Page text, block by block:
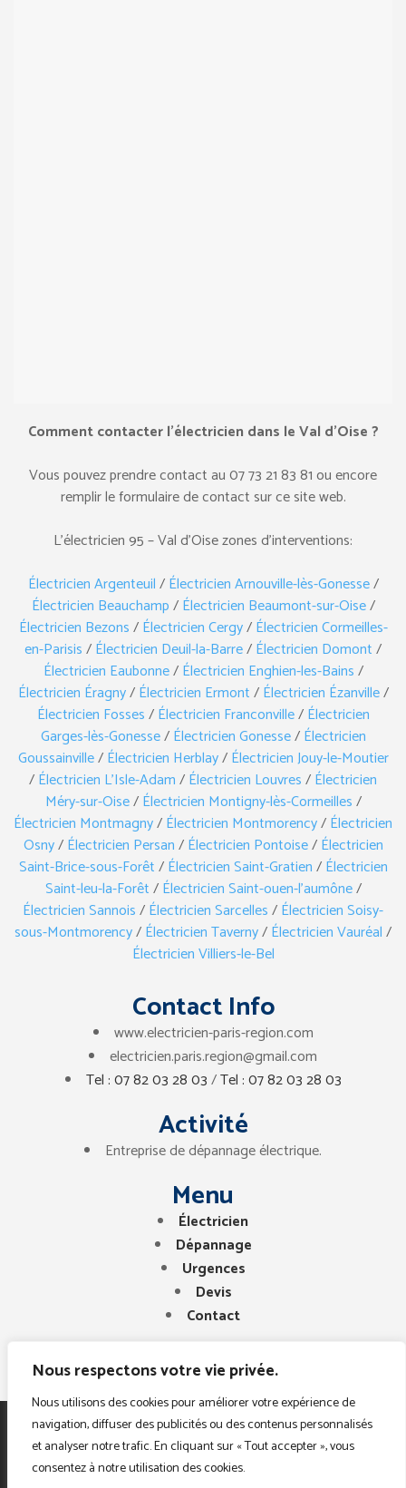
Nous respectons votre vie privée.
Nous utilisons des cookies pour améliorer votre expérience de
navigation, diffuser des publicités ou des contenus personnalisés
et analyser notre trafic. En cliquant sur « Tout accepter », vous
consentez à notre utilisation des cookies.
Comment contacter l’électricien dans le Val d’Oise ?
Vous pouvez prendre contact au ‎07 73 21 83 81 ou encore
remplir le formulaire de contact sur ce site web.
L’électricien 95 – Val d’Oise zones d’interventions:
Électricien Argenteuil/Électricien Arnouville-lès-Gonesse/
Électricien Beauchamp/Électricien Beaumont-sur-Oise/
Électricien Bezons/Électricien Cergy/Électricien Cormeilles-
en-Parisis/Électricien Deuil-la-Barre/Électricien Domont/
Électricien Eaubonne/Électricien Enghien-les-Bains/
Électricien Éragny/Électricien Ermont/Électricien Ézanville/
Électricien Fosses/Électricien Franconville/Électricien
Garges-lès-Gonesse/Électricien Gonesse/Électricien
Goussainville/Électricien Herblay/Électricien Jouy-le-Moutier
/Électricien L’Isle-Adam/Électricien Louvres/Électricien
Méry-sur-Oise/Électricien Montigny-lès-Cormeilles/
Électricien Montmagny/Électricien Montmorency/Électricien
Osny/Électricien Persan/Électricien Pontoise/Électricien
Saint-Brice-sous-Forêt/Électricien Saint-Gratien/Électricien
Saint-leu-la-Forêt/Électricien Saint-ouen-l’aumône/
Électricien Sannois/Électricien Sarcelles/Électricien Soisy-
sous-Montmorency/Électricien Taverny/Électricien Vauréal/
Électricien Villiers-le-Bel
Contact Info
www.electricien-paris-region.com
electricien.paris.region@gmail.com
Tel : 07 82 03 28 03/Tel : 07 82 03 28 03
Activité
Entreprise de dépannage électrique.
Menu
Électricien
Dépannage
Urgences
Devis
Contact
Copyright © 2025. Tous droits réservés. Electricien
Paris Region